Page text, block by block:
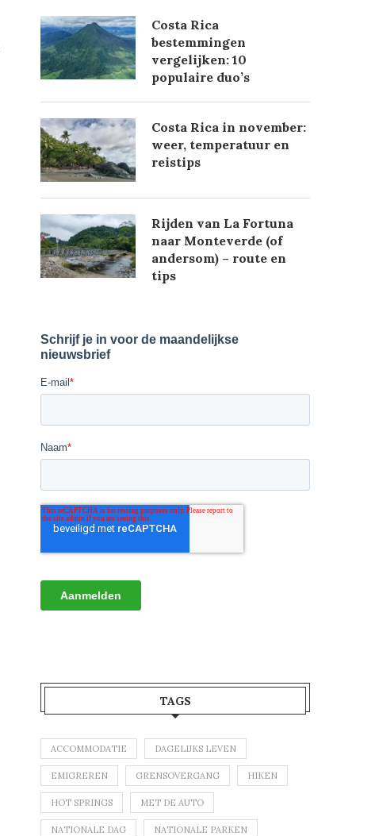
Costa Rica
bestemmingen
vergelijken: 10
populaire duo’s
Costa Rica in november:
weer, temperatuur en
reistips
Rijden van La Fortuna
naar Monteverde (of
andersom) – route en
tips
TAGS
ACCOMMODATIE DAGELIJKS LEVEN
EMIGREREN GRENSOVERGANG HIKEN
HOT SPRINGS MET DE AUTO
NATIONALE DAG NATIONALE PARKEN